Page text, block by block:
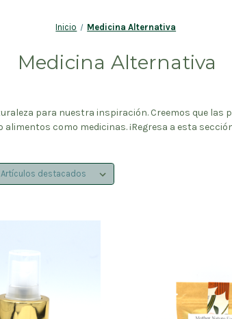
Inicio Medicina Alternativa
Medicina Alternativa
para nuestra inspiración. Creemos que
como medicinas. ¡Regresa a esta